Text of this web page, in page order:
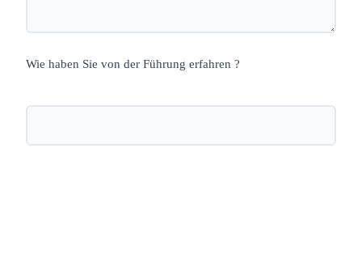
Wie haben Sie von der Führung erfahren ?